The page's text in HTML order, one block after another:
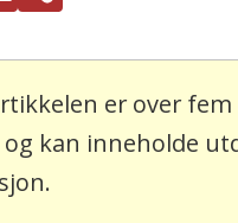
er over fem
og kan inneholde